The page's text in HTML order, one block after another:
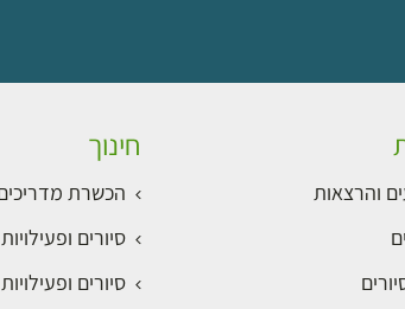
והרצאות
חינוך
הכשרת
סיורים
סיורים